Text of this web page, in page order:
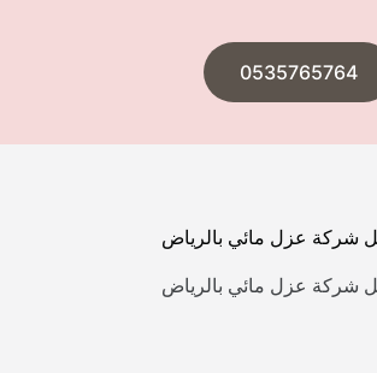
0535765764
شركة عزل مائي بالرياض
شركة عزل مائي بالرياض